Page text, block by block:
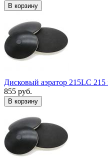
В корзину
Дисковый аэратор 215LC
855 руб.
В корзину